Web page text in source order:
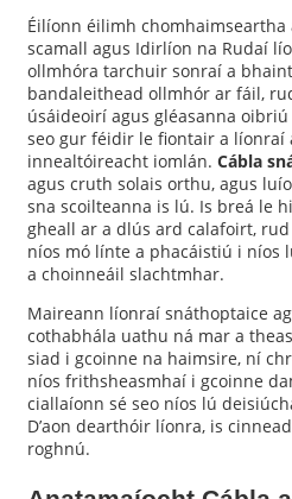
Éilíonn éilimh
scamall agus Idirlíon na Rudaí
ollmhóra tarchuir sonraí a
bandaleithead ollmhór ar fáil,
úsáideoirí agus gléasanna
seo gur féidir le fiontair a líonraí
innealtóireacht iomlán. Cábla
agus cruth solais orthu, agus
sna scoilteanna is lú. Is breá le
gheall ar a dlús ard calafoirt,
níos mó línte a phacáistiú i níos
a choinneáil slachtmhar.
Maireann líonraí snáthoptaice
cothabhála uathu ná mar a
siad i gcoinne na haimsire, ní
níos frithsheasmhaí i gcoinne
ciallaíonn sé seo níos lú
D’aon dearthóir líonra, is
roghnú.